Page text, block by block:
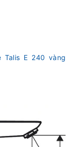
Talis E 240 vàng